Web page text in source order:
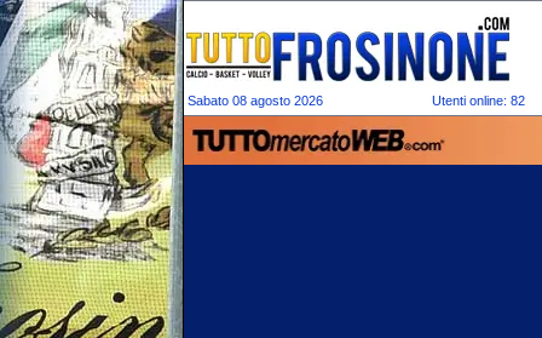
Sabato 08 agosto 2026 Utenti online: 82